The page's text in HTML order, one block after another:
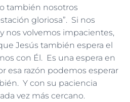
también nosotros
gloriosa”. Si nos
nos volvemos impacientes,
Jesús también espera el
con Él. Es una espera en
esa razón podemos esperar
Y con su paciencia
vez más cercano.